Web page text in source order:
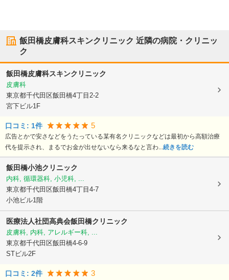
飯田橋皮膚科スキンクリニック 近隣の病院・クリニッ
ク
飯田橋皮膚科スキンクリニック
皮膚科
東京都千代田区飯田橋4丁目2-2
宮下ビル1F
口コミ: 1件 5
広告とかで安さなどをうたっている某有名クリニックなどは最初から高額治療
代を提示され、まるでお金が出せないなら来るなと言わ...続きを読む
飯田橋小池クリニック
内科, 循環器科, 小児科, ...
東京都千代田区飯田橋4丁目4-7
小池ビル1階
医療法人社団高典会飯田橋クリニック
皮膚科, 内科, アレルギー科, ...
東京都千代田区飯田橋4-6-9
STビル2F
口コミ: 2件 3